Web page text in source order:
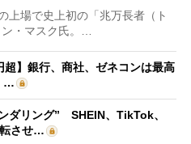
場で史上初の「兆万長者（ト
・マスク氏。…
超】銀行、商社、ゼネコンは最高
…
ダリング” SHEIN、TikTok、
させ…